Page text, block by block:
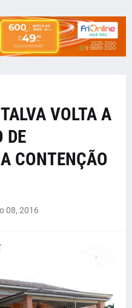
VOLTA A
DE
CONTENÇÃO
08, 2016